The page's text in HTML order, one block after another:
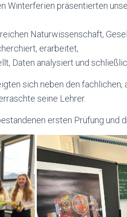
Winterferien präsentierten
Naturwissenschaft,
erarbeitet,
Daten analysiert und
sich neben den
seine Lehrer.
ersten Prüfung und